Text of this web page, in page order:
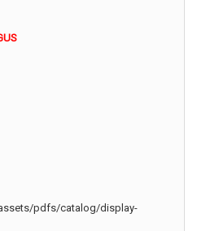
pdfs/catalog/display-